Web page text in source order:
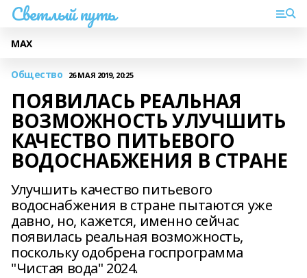
Светлый путь
МАХ
Общество 26 МАЯ 2019, 20:25
ПОЯВИЛАСЬ РЕАЛЬНАЯ
ВОЗМОЖНОСТЬ УЛУЧШИТЬ
КАЧЕСТВО ПИТЬЕВОГО
ВОДОСНАБЖЕНИЯ В СТРАНЕ
Улучшить качество питьевого
водоснабжения в стране пытаются уже
давно, но, кажется, именно сейчас
появилась реальная возможность,
поскольку одобрена госпрограмма
"Чистая вода" 2024.